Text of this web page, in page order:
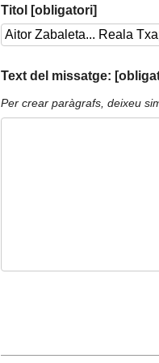
Titol [obligatori]
Text del missatge:
Per crear paràgrafs, deixeu